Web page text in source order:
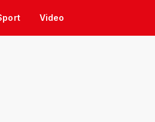
Video